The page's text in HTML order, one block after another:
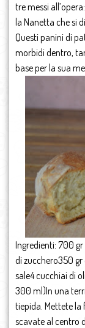
tre messi
la Nanetta che si
Questi panini di
morbidi dentro,
base per la sua
Ingredienti: 700
di zucchero350
sale4 cucchiai di
300 ml)In una
tiepida. Mettete
scavate al centro